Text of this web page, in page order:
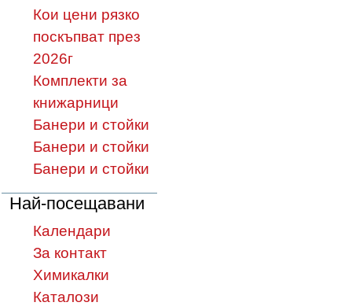
Кои цени рязко
поскъпват през
2026г
Комплекти за
книжарници
Банери и стойки
Банери и стойки
Банери и стойки
Най-посещавани
Календари
За контакт
Химикалки
Каталози